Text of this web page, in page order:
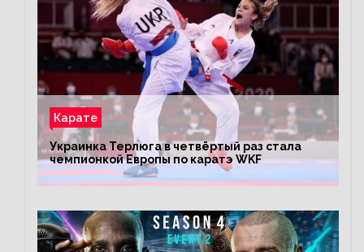
Карате
Украинка Терлюга в четвёртый раз стала
чемпионкой Европы по каратэ WKF